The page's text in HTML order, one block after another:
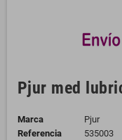
Pjur med
Marca
Pjur
Referencia
535003